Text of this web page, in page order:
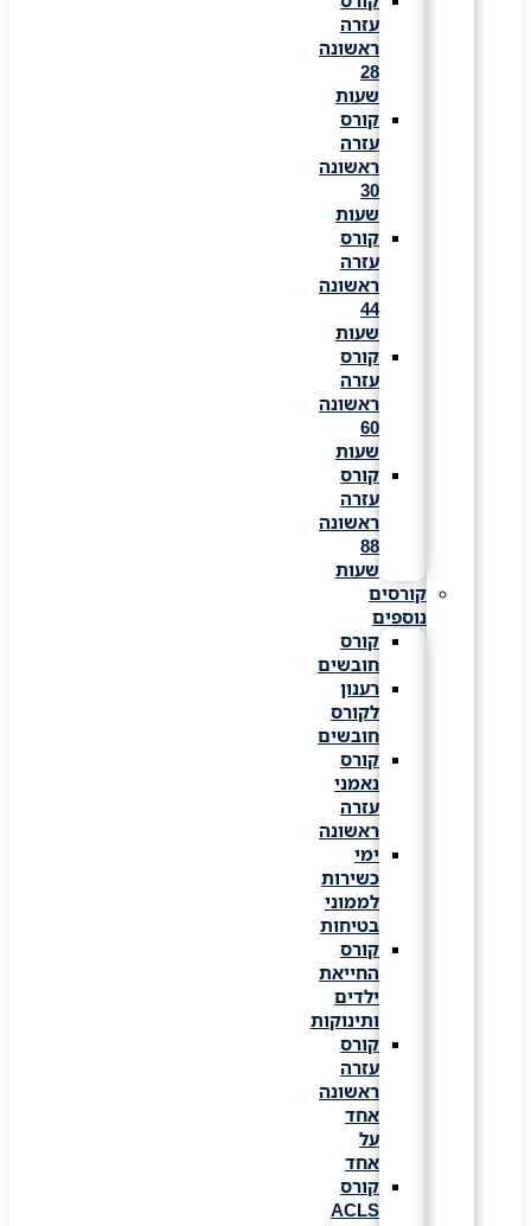
עזרה
ראשונה
שעות
קורס
עזרה
ראשונה
שעות
קורס
עזרה
ראשונה
שעות
קורס
עזרה
ראשונה
שעות
קורס
עזרה
ראשונה
שעות
קורסים
נוספים
קורס
חובשים
רענון
לקורס
חובשים
קורס
נאמני
עזרה
ראשונה
ימי
כשירות
לממוני
בטיחות
קורס
החייאת
ילדים
ותינוקות
קורס
עזרה
ראשונה
קורס
ACLS